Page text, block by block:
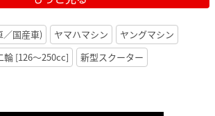
／国産車) ヤマハマシン
ヤングマシン
輪 [126〜250cc]
新型スクーター